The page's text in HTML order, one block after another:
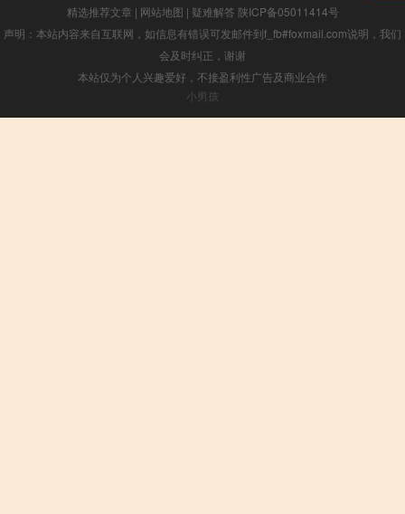
精选推荐文章 | 网站地图 | 疑难解答 陕ICP备05011414号
声明：本站内容来自互联网，如信息有错误可发邮件到f_fb#foxmail.com说明，我们
会及时纠正，谢谢
本站仅为个人兴趣爱好，不接盈利性广告及商业合作
小男孩